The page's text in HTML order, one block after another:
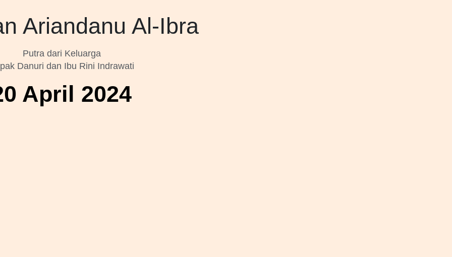
Ariandanu Al-Ibra
Putra dari Keluarga
Danuri dan Ibu Rini Indrawati
April 2024